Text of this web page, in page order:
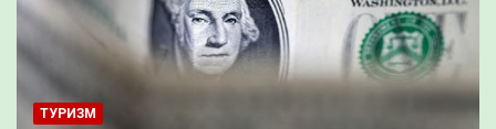
ТУРИЗМ